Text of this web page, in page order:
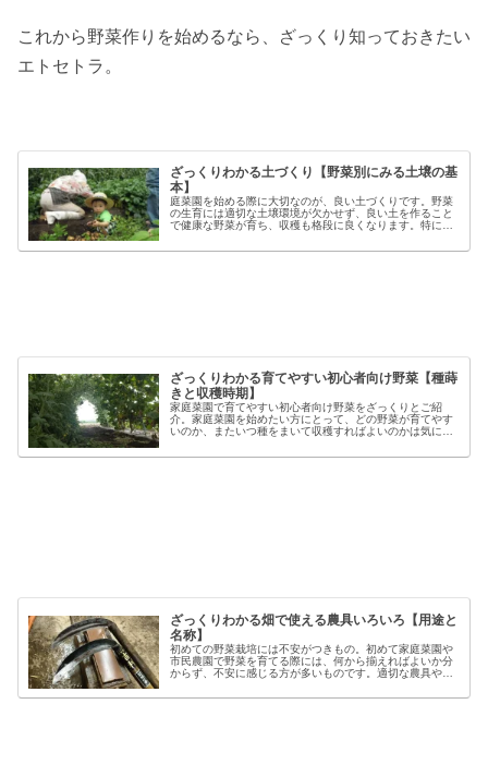
これから野菜作りを始めるなら、ざっくり知っておきたい
エトセトラ。
ざっくりわかる土づくり【野菜別にみる土壌の基
本】
庭菜園を始める際に大切なのが、良い土づくりです。野菜
の生育には適切な土壌環境が欠かせず、良い土を作ること
で健康な野菜が育ち、収穫も格段に良くなります。特に初
家庭菜園で失敗しないコツと言える...
ざっくりわかる育てやすい初心者向け野菜【種蒔
きと収穫時期】
家庭菜園で育てやすい初心者向け野菜をざっくりとご紹
介。家庭菜園を始めたい方にとって、どの野菜が育てやす
いのか、またいつ種をまいて収穫すればよいのかは気にな
類でも「早生」「中生」「晩生」など...
ざっくりわかる畑で使える農具いろいろ【用途と
名称】
初めての野菜栽培には不安がつきもの。初めて家庭菜園や
市民農園で野菜を育てる際には、何から揃えればよいか分
からず、不安に感じる方が多いものです。適切な農具や資
しますが、種類も多く、初心者には...